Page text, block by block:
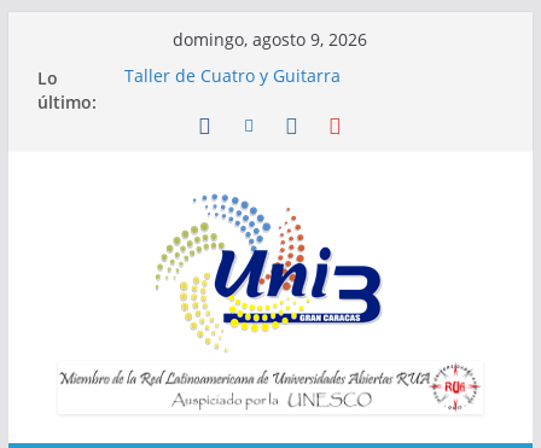
contenido
domingo, agosto 9, 2026
Lo
último:
Taller de Cuatro y Guitarra
Inscripciones para Talleres UNI3
bienestar